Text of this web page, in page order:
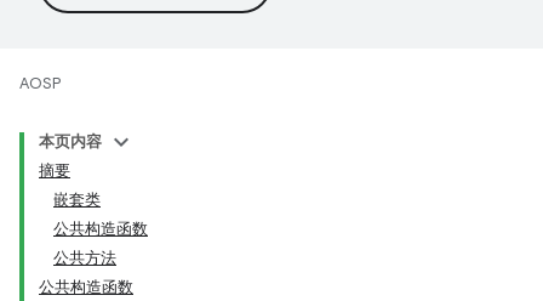
AOSP
本页内容
摘要
嵌套类
公共构造函数
公共方法
公共构造函数